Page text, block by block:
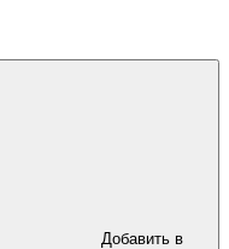
Добавить в